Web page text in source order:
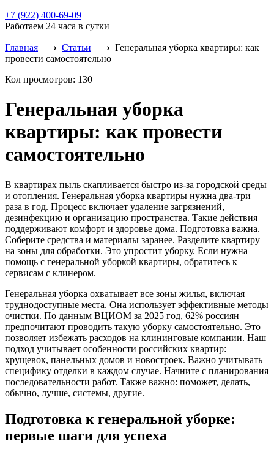
+7 (922) 400-69-09
Работаем 24 часа в сутки
Главная ⟶ Статьи ⟶ Генеральная уборка квартиры: как
провести самостоятельно
Кол просмотров: 130
Генеральная уборка
квартиры: как провести
самостоятельно
В квартирах пыль скапливается быстро из-за городской среды
и отопления. Генеральная уборка квартиры нужна два-три
раза в год. Процесс включает удаление загрязнений,
дезинфекцию и организацию пространства. Такие действия
поддерживают комфорт и здоровье дома. Подготовка важна.
Соберите средства и материалы заранее. Разделите квартиру
на зоны для обработки. Это упростит уборку. Если нужна
помощь с генеральной уборкой квартиры, обратитесь к
сервисам с клинером.
Генеральная уборка охватывает все зоны жилья, включая
труднодоступные места. Она использует эффективные методы
очистки. По данным ВЦИОМ за 2025 год, 62% россиян
предпочитают проводить такую уборку самостоятельно. Это
позволяет избежать расходов на клининговые компании. Наш
подход учитывает особенности российских квартир:
хрущевок, панельных домов и новостроек. Важно учитывать
специфику отделки в каждом случае. Начните с планирования
последовательности работ. Также важно: поможет, делать,
обычно, лучше, системы, другие.
Подготовка к генеральной уборке:
первые шаги для успеха